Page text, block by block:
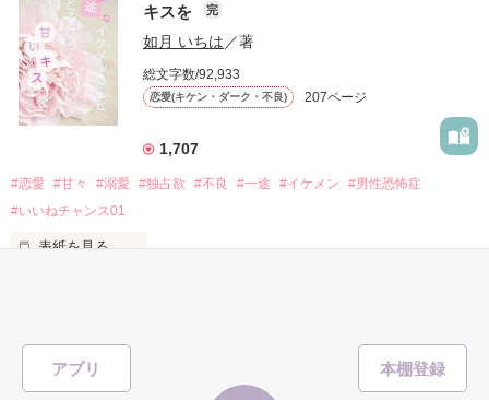
アプリ
「澪ちゃん。」
それは止まっていた恋が再び動き始める合図──。
✨.ﾟ･*..☆.｡.:*✨.☆.｡.:. *:ﾟ✨.ﾟ･*..☆.｡.:*✨
冴木澪-SaekiMio
そして光を巡ってライバルも登場！？
作品を読む
キスを
完
如月 いちは ／著
総文字数/92,933
恋愛(キケン・ダーク・不良) 207ページ
1,707
#恋愛 #甘々 #溺愛 #独占欲 #不良 #一途 #イケメン
#男性恐怖症
#いいねチャンス01
表紙を見る
「瑠莉に一目惚れしたんだよ……悪いかよ」